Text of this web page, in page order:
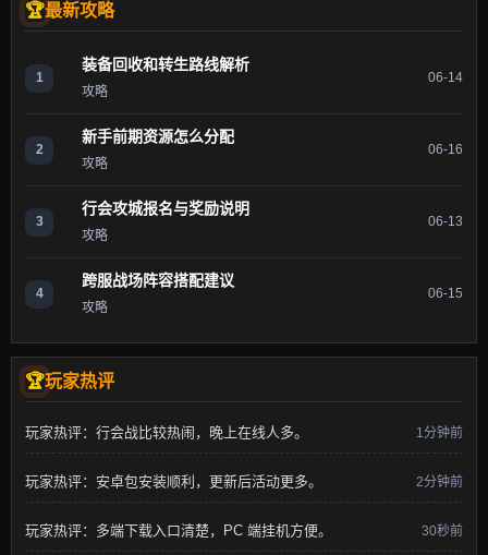
最新攻略
1
装备回收和转生路线解析
攻略
06-14
2
新手前期资源怎么分配
攻略
06-16
3
行会攻城报名与奖励说明
攻略
06-13
4
跨服战场阵容搭配建议
攻略
06-15
玩家热评
玩家热评：行会战比较热闹，晚上在线人多。 1分钟前
玩家热评：安卓包安装顺利，更新后活动更多。 2分钟前
玩家热评：多端下载入口清楚，PC 端挂机方便。 30秒前